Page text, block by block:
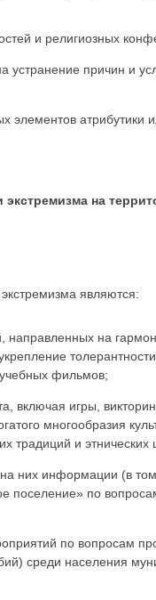
и религиозных
устранение причин и
атрибутики
на
являются:
направленных на
учебных фильмов;
включая игры,
многообразия
традиций и этнических
них информации (в
поселение» по
по вопросам
среди населения